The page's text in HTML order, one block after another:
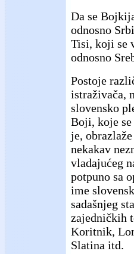
Da se
odnosno
Tisi, koji se
odnosno
Postoje
istraživača,
slovensko
Boji, koje se
je,
nekakav
vladajućeg
potpuno sa
ime
sadašnjeg
zajedničkih
Koritnik,
Slatina itd.